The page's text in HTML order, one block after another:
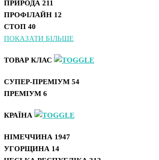
ПРИРОДА 211
ПРОФІЛАЙН 12
СТОП 40
ПОКАЗАТИ БІЛЬШЕ
ТОВАР КЛАС
СУПЕР-ПРЕМІУМ 54
ПРЕМІУМ 6
КРАЇНА
НІМЕЧЧИНА 1947
УГОРЩИНА 14